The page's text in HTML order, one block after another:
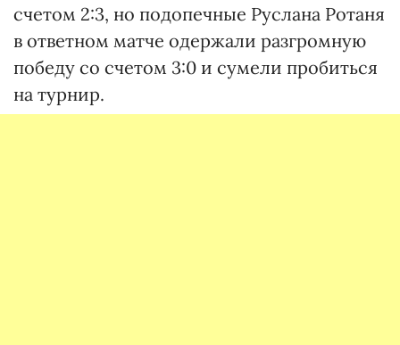
счетом 2:3, но подопечные Руслана Ротаня
в ответном матче одержали разгромную
победу со счетом 3:0 и сумели пробиться
на турнир.